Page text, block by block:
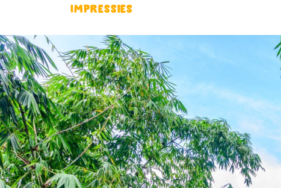
Impressies